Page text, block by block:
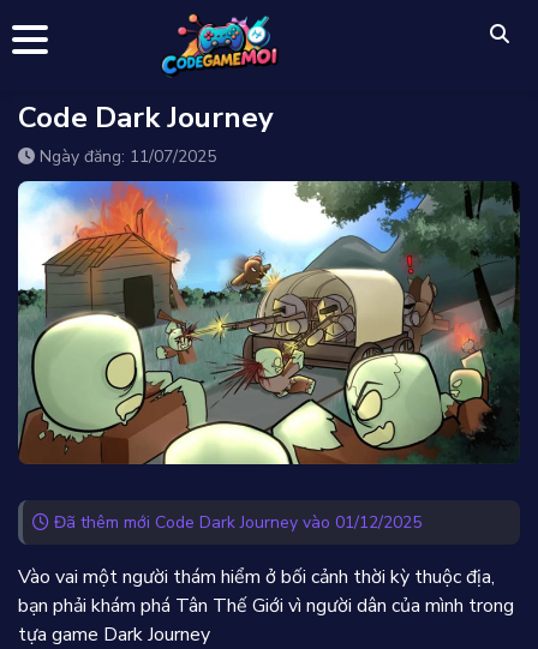
Code Dark Journey
Ngày đăng: 11/07/2025
Đã thêm mới Code Dark Journey vào 01/12/2025
Vào vai một người thám hiểm ở bối cảnh thời kỳ thuộc địa,
bạn phải khám phá Tân Thế Giới vì người dân của mình trong
tựa game Dark Journey